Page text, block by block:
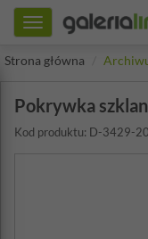
Toggle
navigation
Strona główna
Pokrywka
Kod produktu: D-3429-20